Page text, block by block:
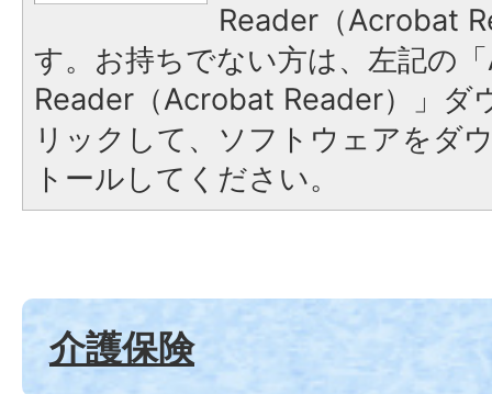
Reader（Acrobat
す。お持ちでない方は、左記の
Reader（Acrobat Reader）」ダ
リックして、ソフトウェアをダ
トールしてください。
介護保険